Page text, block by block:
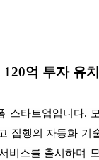
120억 투자 유치
스타트업입니다.
집행의 자동화 기
비스를 출시하며